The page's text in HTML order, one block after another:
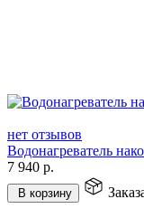
нет отзывов
Водонагреватель
7 940 р.
В корзину